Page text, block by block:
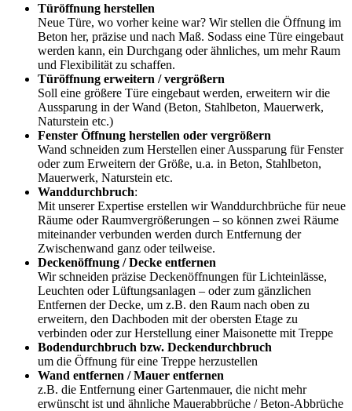
Türöffnung herstellen
Neue Türe, wo vorher keine war? Wir stellen die Öffnung im
Beton her, präzise und nach Maß. Sodass eine Türe eingebaut
werden kann, ein Durchgang oder ähnliches, um mehr Raum
und Flexibilität zu schaffen.
Türöffnung erweitern / vergrößern
Soll eine größere Türe eingebaut werden, erweitern wir die
Aussparung in der Wand (Beton, Stahlbeton, Mauerwerk,
Naturstein etc.)
Fenster Öffnung herstellen oder vergrößern
Wand schneiden zum Herstellen einer Aussparung für Fenster
oder zum Erweitern der Größe, u.a. in Beton, Stahlbeton,
Mauerwerk, Naturstein etc.
Wanddurchbruch:
Mit unserer Expertise erstellen wir Wanddurchbrüche für neue
Räume oder Raumvergrößerungen – so können zwei Räume
miteinander verbunden werden durch Entfernung der
Zwischenwand ganz oder teilweise.
Deckenöffnung / Decke entfernen
Wir schneiden präzise Deckenöffnungen für Lichteinlässe,
Leuchten oder Lüftungsanlagen – oder zum gänzlichen
Entfernen der Decke, um z.B. den Raum nach oben zu
erweitern, den Dachboden mit der obersten Etage zu
verbinden oder zur Herstellung einer Maisonette mit Treppe
Bodendurchbruch bzw. Deckendurchbruch
um die Öffnung für eine Treppe herzustellen
Wand entfernen / Mauer entfernen
z.B. die Entfernung einer Gartenmauer, die nicht mehr
erwünscht ist und ähnliche Mauerabbrüche / Beton-Abbrüche